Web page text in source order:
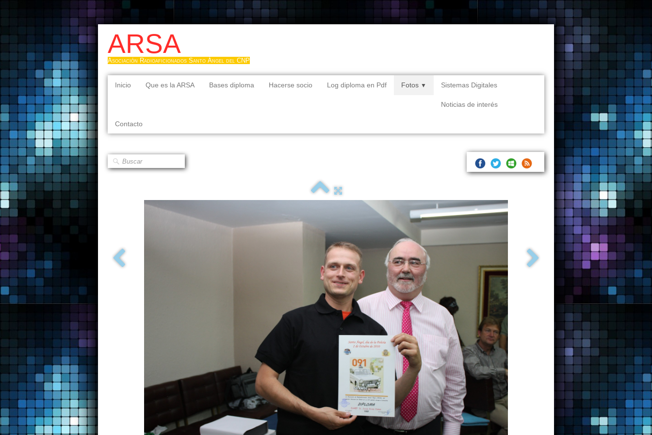
ARSA
Asociación Radioaficionados Santo Ángel del CNP
Inicio Que es la ARSA Bases diploma Hacerse socio Log diploma en Pdf Fotos ▼ Sistemas Digitales
Noticias de interés
Contacto